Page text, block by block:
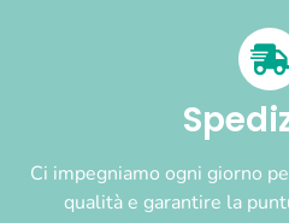
Ci impegniamo ogni giorno
qualità e garantire la